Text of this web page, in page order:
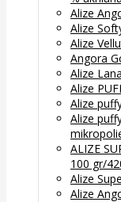
Alize
Alize
Alize
Angora
Alize
Alize
Alize
Alize
ALIZE
100 gr/
Alize
Alize